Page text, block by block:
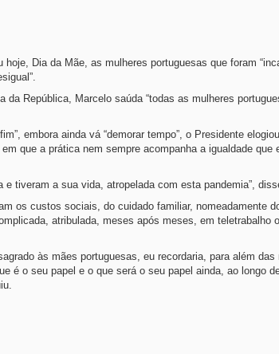
Dia da Mãe, as mulheres portuguesas que foram
da República, Marcelo saúda “todas as mulheres
embora ainda vá “demorar tempo”, o Presidente
que a prática nem sempre acompanha a igualdade
tiveram a sua vida, atropelada com esta pandemia”,
os custos sociais, do cuidado familiar, nomeadamente
atribulada, meses após meses, em teletrabalho
às mães portuguesas, eu recordaria, para além
é o seu papel e o que será o seu papel ainda, ao longo